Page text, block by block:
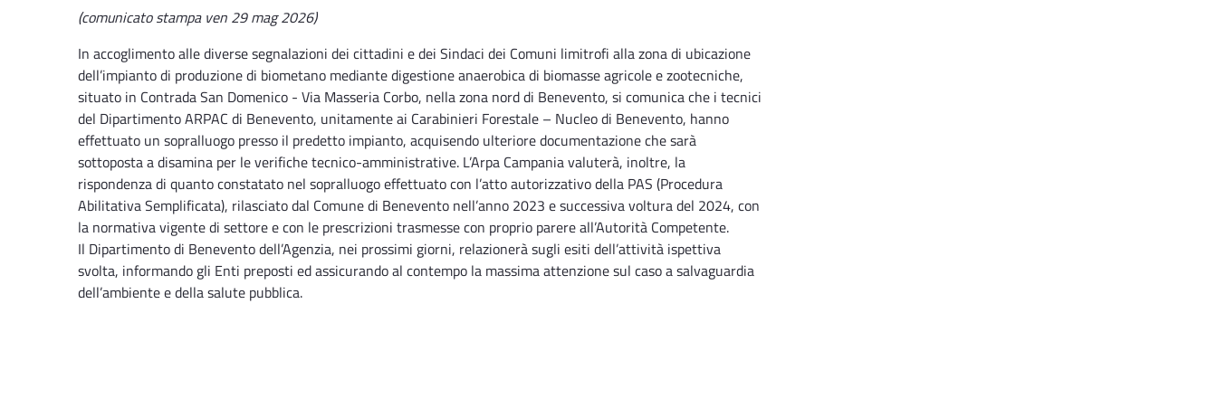
(comunicato stampa ven 29 mag 2026)
In accoglimento alle diverse segnalazioni dei cittadini e dei Sindaci dei Comuni limitrofi alla zona di ubicazione
dell’impianto di produzione di biometano mediante digestione anaerobica di biomasse agricole e zootecniche,
situato in Contrada San Domenico - Via Masseria Corbo, nella zona nord di Benevento, si comunica che i tecnici
del Dipartimento ARPAC di Benevento, unitamente ai Carabinieri Forestale – Nucleo di Benevento, hanno
effettuato un sopralluogo presso il predetto impianto, acquisendo ulteriore documentazione che sarà
sottoposta a disamina per le verifiche tecnico-amministrative. L’Arpa Campania valuterà, inoltre, la
rispondenza di quanto constatato nel sopralluogo effettuato con l’atto autorizzativo della PAS (Procedura
Abilitativa Semplificata), rilasciato dal Comune di Benevento nell’anno 2023 e successiva voltura del 2024, con
la normativa vigente di settore e con le prescrizioni trasmesse con proprio parere all’Autorità Competente.
Il Dipartimento di Benevento dell’Agenzia, nei prossimi giorni, relazionerà sugli esiti dell’attività ispettiva
svolta, informando gli Enti preposti ed assicurando al contempo la massima attenzione sul caso a salvaguardia
dell’ambiente e della salute pubblica.